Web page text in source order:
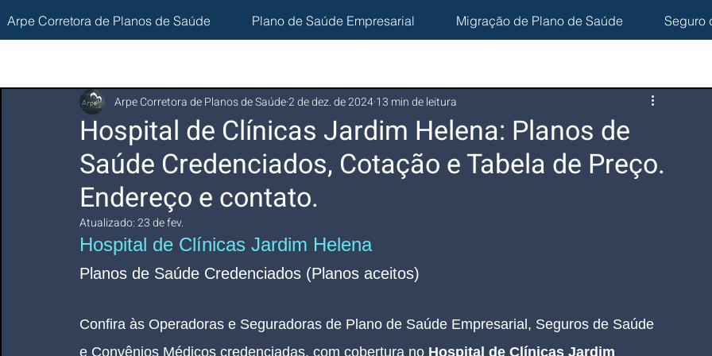
Arpe Corretora de Planos de Saúde Plano de Saúde Empresarial Migração de Plano de Saúde Seguro
Hospital de Clínicas Jardim Helena: Planos de
Saúde Credenciados, Cotação e Tabela de Preço.
Endereço e contato.
Arpe Corretora de Planos de Saúde2 de dez. de 202413 min de leitura
Atualizado:23 de fev.
Hospital de Clínicas Jardim Helena
Planos de Saúde Credenciados (Planos aceitos)
Confira às Operadoras e Seguradoras de Plano de Saúde Empresarial, Seguros de Saúde
e Convênios Médicos credenciadas, com cobertura no Hospital de Clínicas Jardim